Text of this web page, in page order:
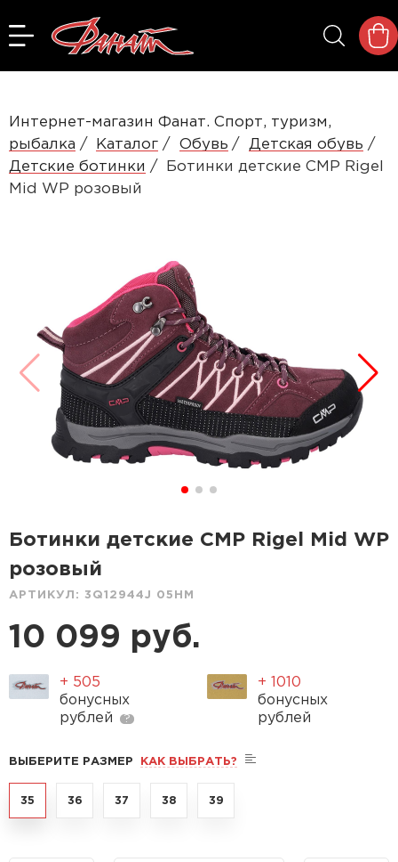
Интернет-магазин Фанат. Спорт, туризм,
рыбалка
Каталог Обувь
Детская обувь
Детские ботинки
Ботинки детские CMP Rigel
Mid WP розовый
Ботинки детские CMP Rigel Mid WP
розовый
АРТИКУЛ: 3Q12944J 05HM
10 099 руб.
+ 505
бонусных
рублей
?
+ 1010
бонусных
рублей
ВЫБЕРИТЕ РАЗМЕР КАК ВЫБРАТЬ?
35 36 37 38 39